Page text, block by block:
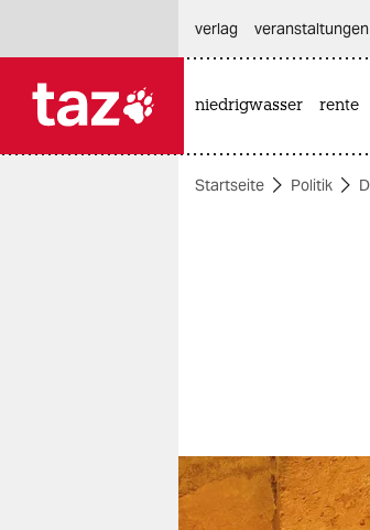
themen
berlin
verlag
veranstaltungen
niedrigwasser rente
Startseite Politik